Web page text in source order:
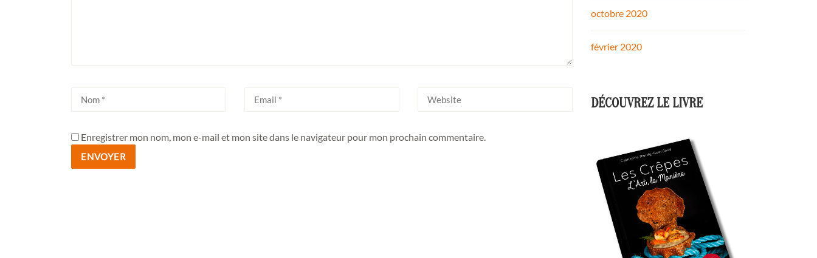
Enregistrer mon nom, mon e-mail et mon site dans le navigateur pour mon prochain commentaire.
octobre 2020
février 2020
DÉCOUVREZ LE LIVRE